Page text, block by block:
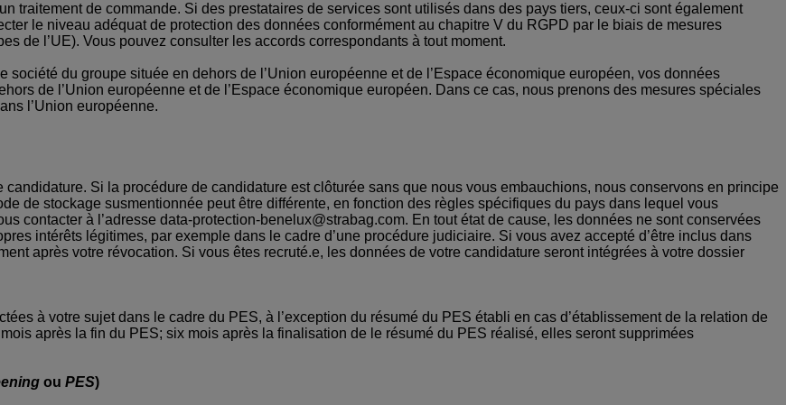
traitement de commande. Si des prestataires de services sont utilisés dans des pays tiers, ceux-ci sont également
le niveau adéquat de protection des données conformément au chapitre V du RGPD par le biais de mesures
de l’UE). Vous pouvez consulter les accords correspondants à tout moment.
du groupe située en dehors de l’Union européenne et de l’Espace économique européen, vos données
de l’Union européenne et de l’Espace économique européen. Dans ce cas, nous prenons des mesures spéciales
l’Union européenne.
Si la procédure de candidature est clôturée sans que nous vous embauchions, nous conservons en principe
de stockage susmentionnée peut être différente, en fonction des règles spécifiques du pays dans lequel vous
contacter à l’adresse data-protection-benelux@strabag.com. En tout état de cause, les données ne sont conservées
intérêts légitimes, par exemple dans le cadre d’une procédure judiciaire. Si vous avez accepté d’être inclus dans
après votre révocation. Si vous êtes recruté.e, les données de votre candidature seront intégrées à votre dossier
à votre sujet dans le cadre du PES, à l’exception du résumé du PES établi en cas d’établissement de la relation de
après la fin du PES; six mois après la finalisation de le résumé du PES réalisé, elles seront supprimées
ou PES)